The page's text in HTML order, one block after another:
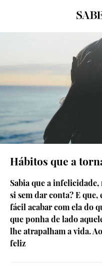
Hábitos que a
Sabia que a
si sem dar conta? E que,
fácil acabar com ela do
que ponha de lado
lhe atrapalham a vida.
feliz